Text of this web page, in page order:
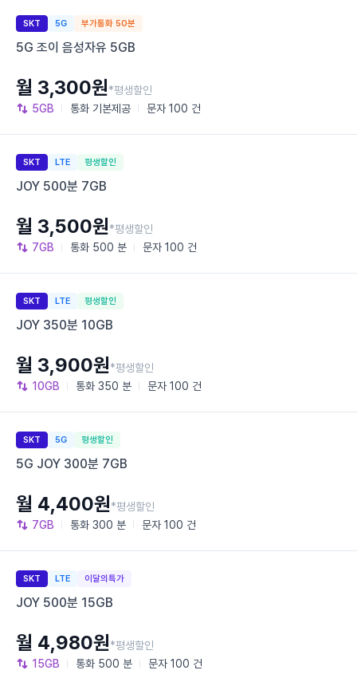
SKT 5G 부가통화 50분
5G 조이 음성자유 5GB
5GB 통화 기본제공 문자 100 건
월 3,300원*평생할인
SKT LTE 평생할인
JOY 500분 7GB
7GB 통화 500 분 문자 100 건
월 3,500원*평생할인
SKT LTE 평생할인
JOY 350분 10GB
10GB 통화 350 분 문자 100 건
월 3,900원*평생할인
SKT 5G 평생할인
5G JOY 300분 7GB
7GB 통화 300 분 문자 100 건
월 4,400원*평생할인
SKT LTE 이달의특가
JOY 500분 15GB
15GB 통화 500 분 문자 100 건
월 4,980원*평생할인